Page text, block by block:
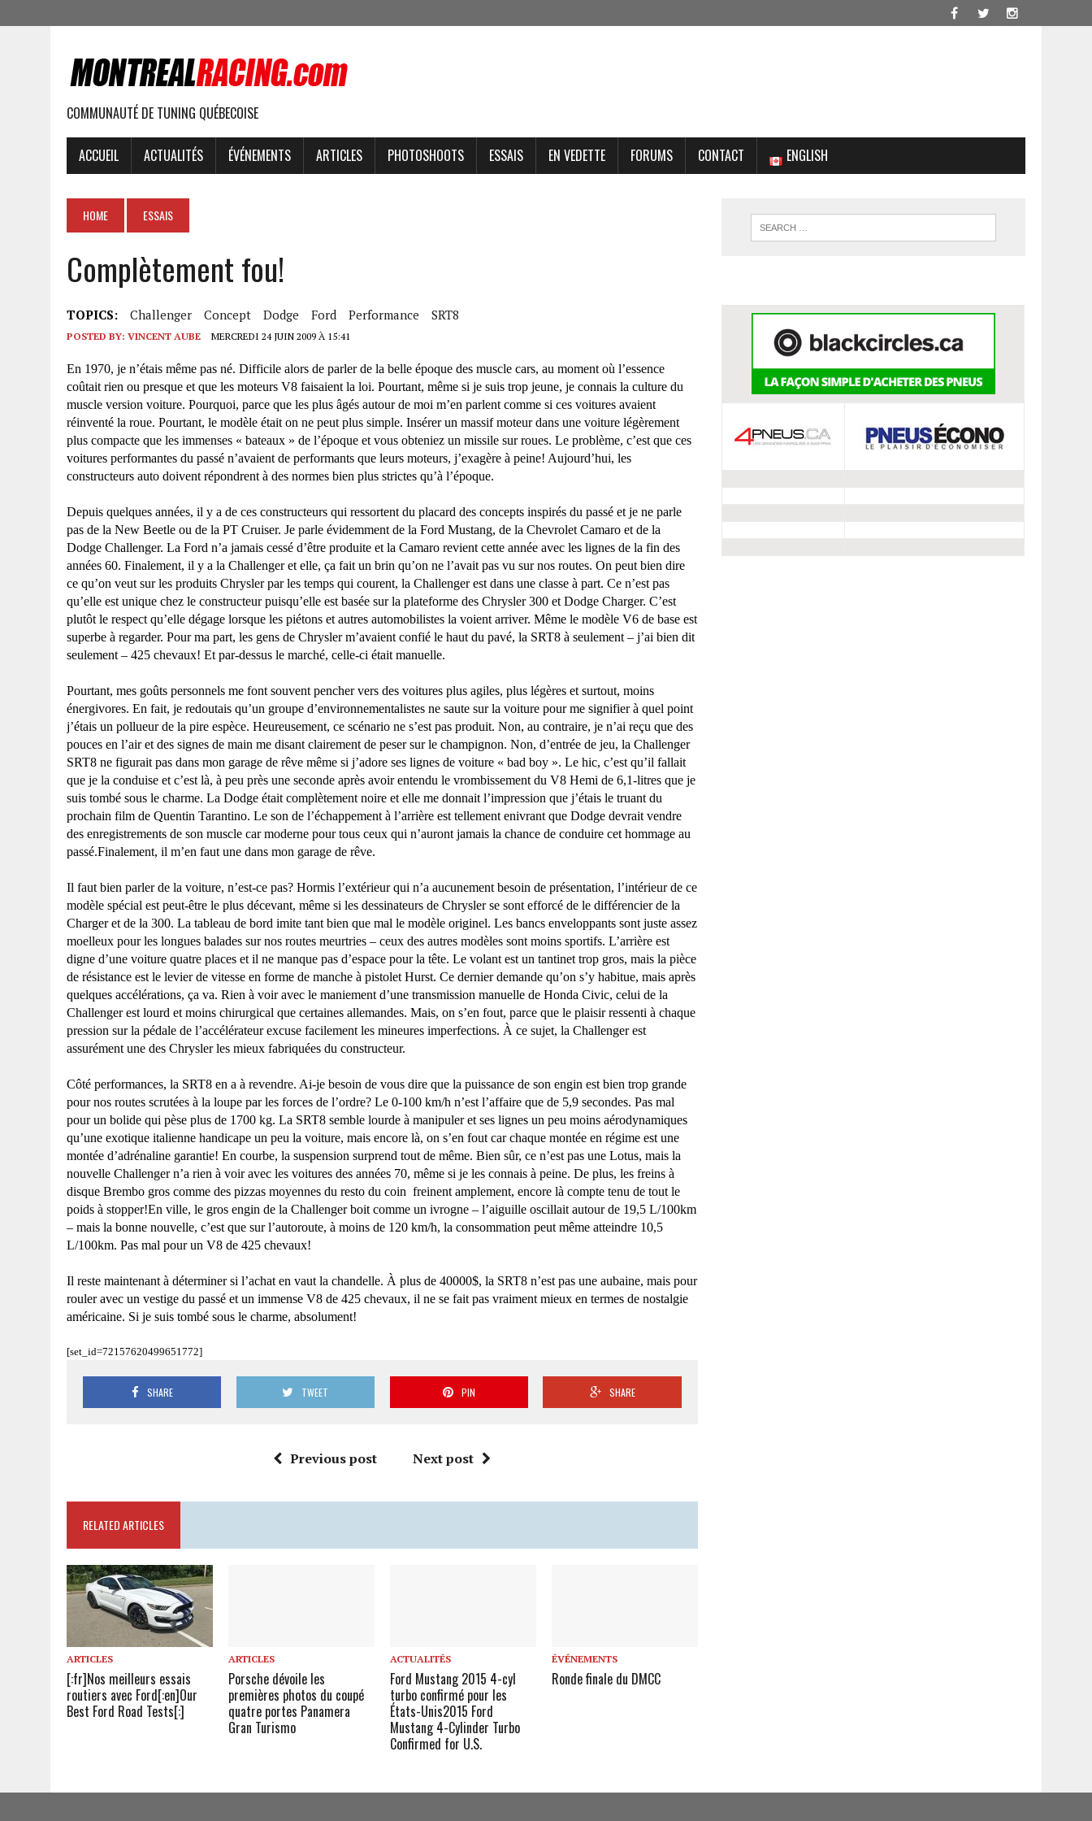
COMMUNAUTÉ DE TUNING QUÉBECOISE
ACCUEIL ACTUALITÉS ÉVÉNEMENTS ARTICLES PHOTOSHOOTS ESSAIS EN VEDETTE FORUMS CONTACT ENGLISH
HOME ESSAIS
Complètement fou!
TOPICS: Challenger Concept Dodge Ford Performance SRT8
POSTED BY: VINCENT AUBE MERCREDI 24 JUIN 2009 À 15:41
En 1970, je n’étais même pas né. Difficile alors de parler de la belle époque des muscle cars, au moment où l’essence
coûtait rien ou presque et que les moteurs V8 faisaient la loi. Pourtant, même si je suis trop jeune, je connais la culture du
muscle version voiture. Pourquoi, parce que les plus âgés autour de moi m’en parlent comme si ces voitures avaient
réinventé la roue. Pourtant, le modèle était on ne peut plus simple. Insérer un massif moteur dans une voiture légèrement
plus compacte que les immenses « bateaux » de l’époque et vous obteniez un missile sur roues. Le problème, c’est que ces
voitures performantes du passé n’avaient de performants que leurs moteurs, j’exagère à peine! Aujourd’hui, les
constructeurs auto doivent répondrent à des normes bien plus strictes qu’à l’époque.
Depuis quelques années, il y a de ces constructeurs qui ressortent du placard des concepts inspirés du passé et je ne parle
pas de la New Beetle ou de la PT Cruiser. Je parle évidemment de la Ford Mustang, de la Chevrolet Camaro et de la
Dodge Challenger. La Ford n’a jamais cessé d’être produite et la Camaro revient cette année avec les lignes de la fin des
années 60. Finalement, il y a la Challengeret elle, ça fait un brin qu’on ne l’avait pas vu sur nos routes. On peut bien dire
ce qu’on veut sur les produits Chrysler par les temps qui courent, la Challengerest dans une classe à part. Ce n’est pas
qu’elle est unique chez le constructeur puisqu’elle est basée sur la plateforme des Chrysler 300 et Dodge Charger. C’est
plutôt le respect qu’elle dégage lorsque les piétons et autres automobilistes la voient arriver. Même le modèle V6 de base est
superbe à regarder. Pour ma part, les gens de Chrysler m’avaient confié le haut du pavé, la SRT8 à seulement – j’ai bien dit
seulement – 425 chevaux! Et par-dessus le marché, celle-ci était manuelle.
Pourtant, mes goûts personnels me font souvent pencher vers des voitures plus agiles, plus légères et surtout, moins
énergivores. En fait, je redoutais qu’un groupe d’environnementalistes ne saute sur la voiture pour me signifier à quel point
j’étais un pollueur de la pire espèce. Heureusement, ce scénario ne s’est pas produit. Non, au contraire, je n’ai reçu que des
pouces en l’air et des signes de main me disant clairement de peser sur le champignon. Non, d’entrée de jeu, la Challenger
SRT8 ne figurait pas dans mon garage de rêve même si j’adore ses lignes de voiture « bad boy ». Le hic, c’est qu’il fallait
que je la conduise et c’est là, à peu près une seconde après avoir entendu le vrombissement du V8 Hemi de 6,1-litres que je
suis tombé sous le charme. La Dodge était complètement noire et elle me donnait l’impression que j’étais le truant du
prochain film de Quentin Tarantino. Le son de l’échappement à l’arrière est tellement enivrant que Dodge devrait vendre
des enregistrements de son muscle car moderne pour tous ceux qui n’auront jamais la chance de conduire cet hommage au
passé.Finalement, il m’en faut une dans mon garage de rêve.
Il faut bien parler de la voiture, n’est-ce pas? Hormis l’extérieur qui n’a aucunement besoin de présentation, l’intérieur de ce
modèle spécial est peut-être le plus décevant, même si les dessinateurs de Chrysler se sont efforcé de le différencier de la
Chargeret de la 300. La tableau de bord imite tant bien que mal le modèle originel. Les bancs enveloppants sont juste assez
moelleux pour les longues balades sur nos routes meurtries – ceux des autres modèles sont moins sportifs. L’arrière est
digne d’une voiture quatre places et il ne manque pas d’espace pour la tête. Le volant est un tantinet trop gros, mais la pièce
de résistance est le levier de vitesse en forme de manche à pistolet Hurst. Ce dernier demande qu’on s’y habitue, mais après
quelques accélérations, ça va. Rien à voir avec le maniement d’une transmission manuelle de Honda Civic, celui de la
Challengerest lourd et moins chirurgical que certaines allemandes. Mais, on s’en fout, parce que le plaisir ressenti à chaque
pression sur la pédale de l’accélérateur excuse facilement les mineures imperfections. À ce sujet, la Challengerest
assurément une des Chrysler les mieux fabriquées du constructeur.
Côté performances, la SRT8 en a à revendre. Ai-je besoin de vous dire que la puissance de son engin est bien trop grande
pour nos routes scrutées à la loupe par les forces de l’ordre? Le 0-100 km/h n’est l’affaire que de 5,9 secondes. Pas mal
pour un bolide qui pèse plus de 1700 kg. La SRT8 semble lourde à manipuler et ses lignes un peu moins aérodynamiques
qu’une exotique italienne handicape un peu la voiture, mais encore là, on s’en fout car chaque montée en régime est une
montée d’adrénaline garantie! En courbe, la suspension surprend tout de même. Bien sûr, ce n’est pas une Lotus, mais la
nouvelle Challenger n’a rien à voir avec les voitures des années 70, même si je les connais à peine. De plus, les freins à
disque Brembo gros comme des pizzas moyennes du resto du coin freinent amplement, encore là compte tenu de tout le
poids à stopper!En ville, le gros engin de la Challenger boit comme un ivrogne – l’aiguille oscillait autour de 19,5 L/100km
– mais la bonne nouvelle, c’est que sur l’autoroute, à moins de 120 km/h, la consommation peut même atteindre 10,5
L/100km. Pas mal pour un V8 de 425 chevaux!
Il reste maintenant à déterminer si l’achat en vaut la chandelle. À plus de 40000$, la SRT8 n’est pas une aubaine, mais pour
rouler avec un vestige du passé et un immense V8 de 425 chevaux, il ne se fait pas vraiment mieux en termes de nostalgie
américaine. Si je suis tombé sous le charme, absolument!
[set_id=72157620499651772]
SHARE TWEET PIN SHARE
Previous post Next post
RELATED ARTICLES
ARTICLES
[:fr]Nos meilleurs essais
routiers avec Ford[:en]Our
Best Ford Road Tests[:]
ARTICLES
Porsche dévoile les
premières photos du coupé
quatre portes Panamera
Gran Turismo
ACTUALITÉS
Ford Mustang 2015 4-cyl
turbo confirmé pour les
États-Unis2015 Ford
Mustang 4-Cylinder Turbo
Confirmed for U.S.
ÉVÉNEMENTS
Ronde finale du DMCC